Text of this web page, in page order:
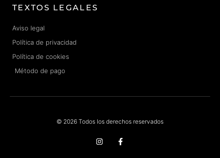
TEXTOS LEGALES
Aviso legal
Política de privacidad
Política de cookies
Método de pago
© 2026 Todos los derechos reservados
n
s
a
c